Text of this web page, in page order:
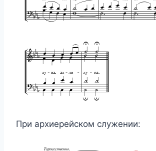
При архиерейском служении: